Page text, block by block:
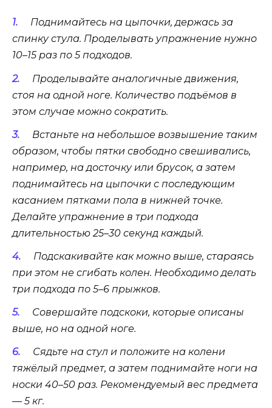
Поднимайтесь на цыпочки, держась за
спинку стула. Проделывать упражнение нужно
10–15 раз по 5 подходов.
Проделывайте аналогичные движения,
стоя на одной ноге. Количество подъёмов в
этом случае можно сократить.
Встаньте на небольшое возвышение таким
образом, чтобы пятки свободно свешивались,
например, на досточку или брусок, а затем
поднимайтесь на цыпочки с последующим
касанием пятками пола в нижней точке.
Делайте упражнение в три подхода
длительностью 25–30 секунд каждый.
Подскакивайте как можно выше, стараясь
при этом не сгибать колен. Необходимо делать
три подхода по 5–6 прыжков.
Совершайте подскоки, которые описаны
выше, но на одной ноге.
Сядьте на стул и положите на колени
тяжёлый предмет, а затем поднимайте ноги на
носки 40–50 раз. Рекомендуемый вес предмета
— 5 кг.